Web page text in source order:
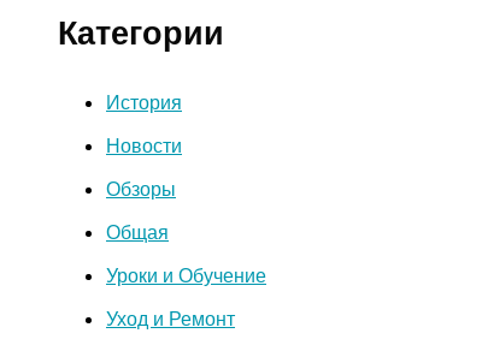
Категории
История
Новости
Обзоры
Общая
Уроки и Обучение
Уход и Ремонт